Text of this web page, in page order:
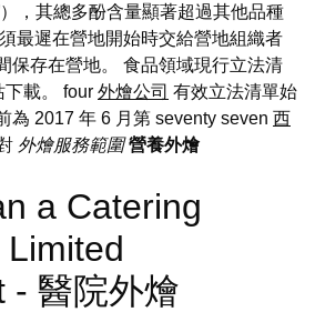
），其總多酚含量顯著超過其他品種
最遲在營地開始時交給營地組織者
保存在營地。 食品領域現行立法清
載。 four 外燴公司 有效立法清單始
為 2017 年 6 月第 seventy seven 西
外燴服務範圍 營養外燴
a Catering
- 醫院外燴